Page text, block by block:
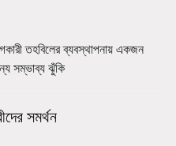
তহবিলের ব্যবস্থাপনায় একজন
সম্ভাব্য ঝুঁকি
সমর্থন